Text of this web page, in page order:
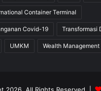
Container Terminal
Covid-19 Transformasi
UMKM Wealth Management